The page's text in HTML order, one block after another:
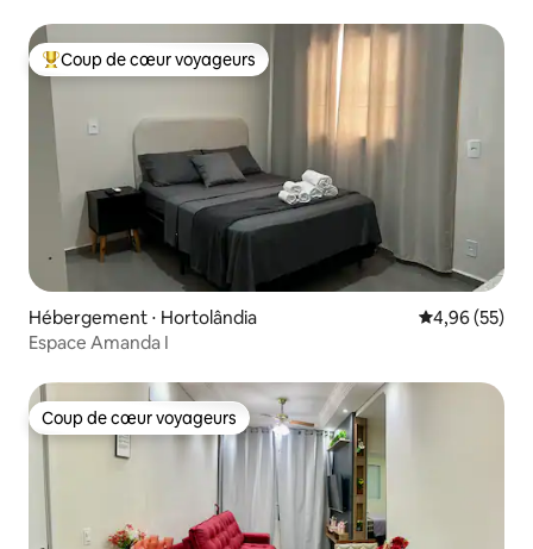
Coups de cœur voyageurs les plus appréciés
Coup de cœur voyageurs
Hébergement ⋅ Hortolândia Évaluation
4,96 (55)
Espace Amanda I
Coup de cœur voyageurs
Coup de cœur voyageurs